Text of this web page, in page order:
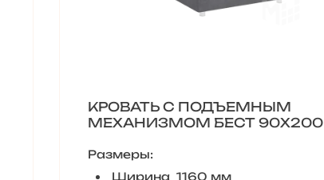
КРОВАТЬ С ПОДЪЕМНЫМ
МЕХАНИЗМОМ БЕСТ 90Х200
Размеры:
Ширина 1160 мм